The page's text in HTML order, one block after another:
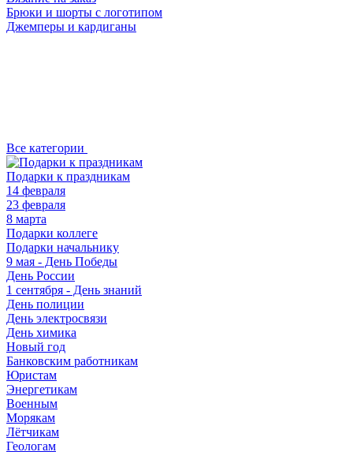
Брюки и шорты с логотипом
Джемперы и кардиганы
Все категории
Подарки к праздникам
14 февраля
23 февраля
8 марта
Подарки коллеге
Подарки начальнику
9 мая - День Победы
День России
1 сентября - День знаний
День полиции
День электросвязи
День химика
Новый год
Банковским работникам
Юристам
Энергетикам
Военным
Морякам
Лётчикам
Геологам